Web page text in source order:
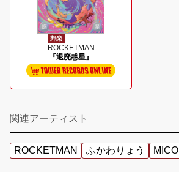
邦楽
ROCKETMAN
『退廃惑星』
関連アーティスト
ROCKETMAN ふかわりょう MICO